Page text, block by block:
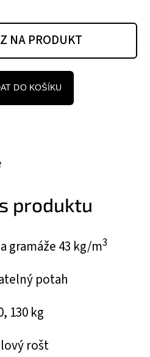
NA PRODUKT
DO KOŠÍKU
produktu
gramáže 43 kg/m3
potah
130 kg
rošt